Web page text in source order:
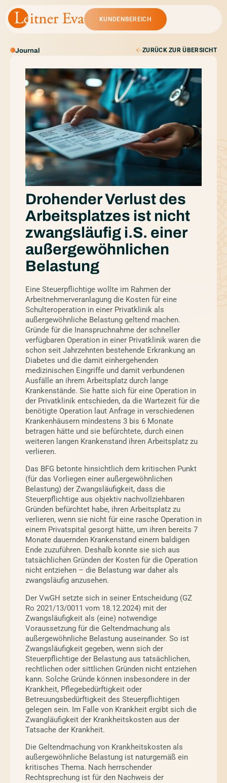
KUNDENBEREICH
Journal ZURÜCK ZUR ÜBERSICHT
Drohender Verlust des
Arbeitsplatzes ist nicht
zwangsläufig i.S. einer
außergewöhnlichen
Belastung
Eine Steuerpflichtige wollte im Rahmen der
Arbeitnehmerveranlagung die Kosten für eine
Schulteroperation in einer Privatklinik als
außergewöhnliche Belastung geltend machen.
Gründe für die Inanspruchnahme der schneller
verfügbaren Operation in einer Privatklinik waren die
schon seit Jahrzehnten bestehende Erkrankung an
Diabetes und die damit einhergehenden
medizinischen Eingriffe und damit verbundenen
Ausfälle an ihrem Arbeitsplatz durch lange
Krankenstände. Sie hatte sich für eine Operation in
der Privatklinik entschieden, da die Wartezeit für die
benötigte Operation laut Anfrage in verschiedenen
Krankenhäusern mindestens 3 bis 6 Monate
betragen hätte und sie befürchtete, durch einen
weiteren langen Krankenstand ihren Arbeitsplatz zu
verlieren.
Das BFG betonte hinsichtlich dem kritischen Punkt
(für das Vorliegen einer außergewöhnlichen
Belastung) der Zwangsläufigkeit, dass die
Steuerpflichtige aus objektiv nachvollziehbaren
Gründen befürchtet habe, ihren Arbeitsplatz zu
verlieren, wenn sie nicht für eine rasche Operation in
einem Privatspital gesorgt hätte, um ihren bereits 7
Monate dauernden Krankenstand einem baldigen
Ende zuzuführen. Deshalb konnte sie sich aus
tatsächlichen Gründen der Kosten für die Operation
nicht entziehen – die Belastung war daher als
zwangsläufig anzusehen.
Der VwGH setzte sich in seiner Entscheidung (GZ
Ro 2021/13/0011 vom 18.12.2024) mit der
Zwangsläufigkeit als (eine) notwendige
Voraussetzung für die Geltendmachung als
außergewöhnliche Belastung auseinander. So ist
Zwangsläufigkeit gegeben, wenn sich der
Steuerpflichtige der Belastung aus tatsächlichen,
rechtlichen oder sittlichen Gründen nicht entziehen
kann. Solche Gründe können insbesondere in der
Krankheit, Pflegebedürftigkeit oder
Betreuungsbedürftigkeit des Steuerpflichtigen
gelegen sein. Im Falle von Krankheit ergibt sich die
Zwangläufigkeit der Krankheitskosten aus der
Tatsache der Krankheit.
Die Geltendmachung von Krankheitskosten als
außergewöhnliche Belastung ist naturgemäß ein
kritisches Thema. Nach herrschender
Rechtsprechung ist für den Nachweis der